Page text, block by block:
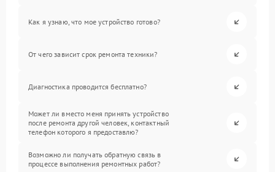
Как я узнаю, что мое устройство готово?
От чего зависит срок ремонта техники?
Диагностика проводится бесплатно?
Может ли вместо меня принять устройство
после ремонта другой человек, контактный
телефон которого я предоставлю?
Возможно ли получать обратную связь в
процессе выполнения ремонтных работ?